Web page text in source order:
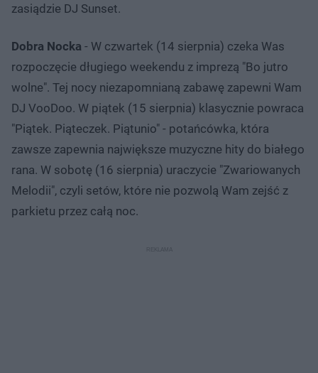
zasiądzie DJ Sunset.
Dobra Nocka - W czwartek (14 sierpnia) czeka Was
rozpoczęcie długiego weekendu z imprezą "Bo jutro
wolne". Tej nocy niezapomnianą zabawę zapewni Wam
DJ VooDoo. W piątek (15 sierpnia) klasycznie powraca
"Piątek. Piąteczek. Piątunio" - potańcówka, która
zawsze zapewnia największe muzyczne hity do białego
rana. W sobotę (16 sierpnia) uraczycie "Zwariowanych
Melodii", czyli setów, które nie pozwolą Wam zejść z
parkietu przez całą noc.